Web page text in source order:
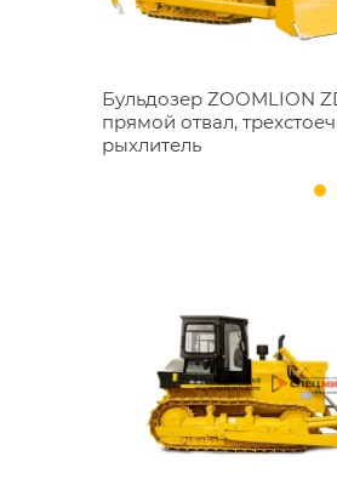
Бульдозер ZOOMLION
прямой отвал,
рыхлитель